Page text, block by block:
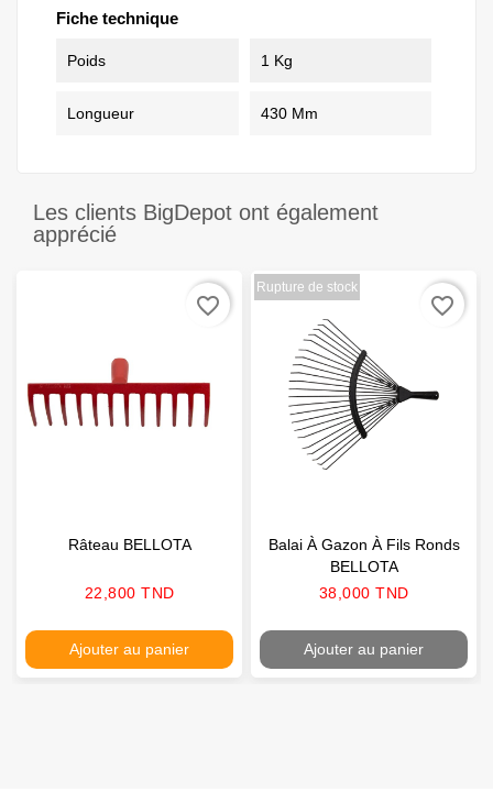
Fiche technique
Poids 1 Kg
Longueur 430 Mm
Les clients BigDepot ont également
apprécié
Râteau BELLOTA
Prix
22,800 TND
Ajouter au panier
favorite_border
Rupture de stock
Balai À Gazon À Fils Ronds
BELLOTA
Prix
38,000 TND
Ajouter au panier
favorite_border